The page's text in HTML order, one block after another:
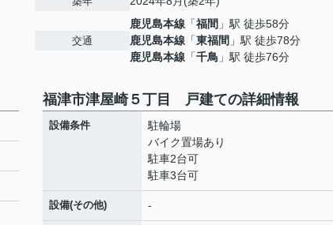
交通
鹿児島本線 「福間 」駅 徒歩58分
鹿児島本線 「東福間 」駅 徒歩78分
鹿児島本線 「千鳥 」駅 徒歩76分
福津市津屋崎５丁目 戸建ての詳細情報
設備条件
駐輪場
バイク置場あり
駐車2台可
駐車3台可
設備(その他) -